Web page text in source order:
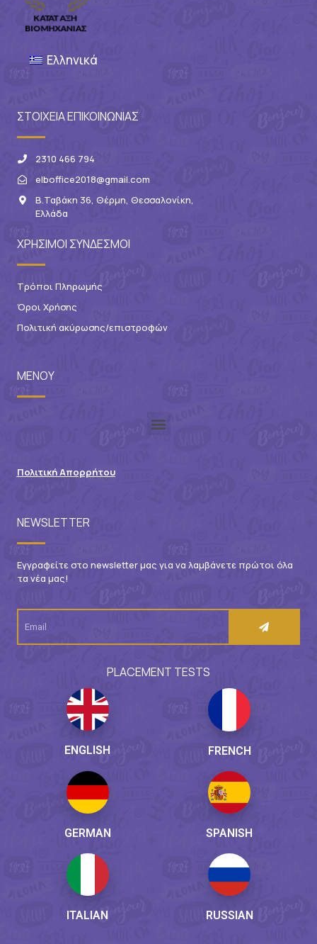
Ελληνικά
ΣΤΟΙΧΕΙΑ ΕΠΙΚΟΙΝΩΝΙΑΣ
2310 466 794
elboffice2018@gmail.com
Β.Ταβάκη 36, Θέρμη, Θεσσαλονίκη,
Ελλάδα
ΧΡΗΣΙΜΟΙ ΣΥΝΔΕΣΜΟΙ
Τρόποι Πληρωμής
Όροι Χρήσης
Πολιτική ακύρωσης/επιστροφών
ΜΕΝΟΥ
Πολιτική Απορρήτου
NEWSLETTER
Εγγραφείτε στο newsletter μας για να λαμβάνετε πρώτοι όλα
τα νέα μας!
PLACEMENT TESTS
ENGLISH FRENCH
GERMAN SPANISH
ITALIAN RUSSIAN